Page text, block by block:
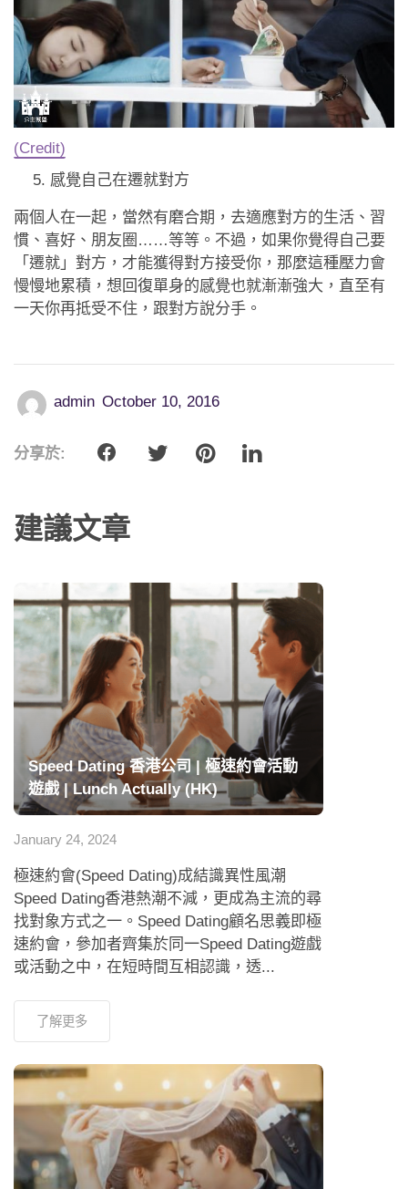
(Credit)
感覺自己在遷就對方
兩個人在一起，當然有磨合期，去適應對方的生活、習
慣、喜好、朋友圈……等等。不過，如果你覺得自己要
「遷就」對方，才能獲得對方接受你，那麼這種壓力會
慢慢地累積，想回復單身的感覺也就漸漸強大，直至有
一天你再抵受不住，跟對方說分手。
admin October 10, 2016
分享於:
建議文章
Speed Dating 香港公司 | 極速約會活動
遊戲 | Lunch Actually (HK)
January 24, 2024
極速約會(Speed Dating)成結識異性風潮
Speed Dating香港熱潮不減，更成為主流的尋
找對象方式之一。Speed Dating顧名思義即極
速約會，參加者齊集於同一Speed Dating遊戲
或活動之中，在短時間互相認識，透...
了解更多